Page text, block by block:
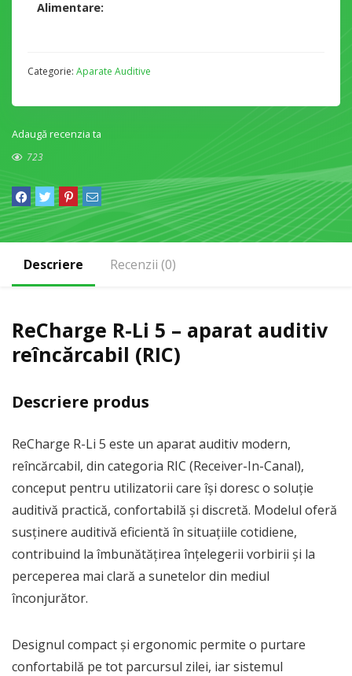
Alimentare
Categorie: Aparate Auditive
Adaugă recenzia ta
723
Descriere Recenzii (0)
ReCharge R-Li 5 – aparat auditiv
reîncărcabil (RIC)
Descriere produs
ReCharge R-Li 5 este un aparat auditiv modern,
reîncărcabil, din categoria RIC (Receiver-In-Canal),
conceput pentru utilizatorii care își doresc o soluție
auditivă practică, confortabilă și discretă. Modelul oferă
susținere auditivă eficientă în situațiile cotidiene,
contribuind la îmbunătățirea înțelegerii vorbirii și la
perceperea mai clară a sunetelor din mediul
înconjurător.
Designul compact și ergonomic permite o purtare
confortabilă pe tot parcursul zilei, iar sistemul